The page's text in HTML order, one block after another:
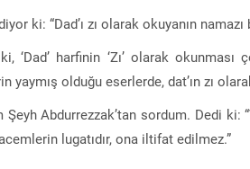
ki: “Dad’ı zı olarak okuyanın namazı
‘Dad’ harfinin ‘Zı’ olarak
yaymış olduğu eserlerde, dat’ın zı
Abdurrezzak’tan sordum. Dedi ki:
lugatıdır, ona iltifat edilmez.”